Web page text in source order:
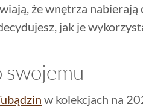
że wnętrza nabierają
jak je
swojemu
w kolekcjach na